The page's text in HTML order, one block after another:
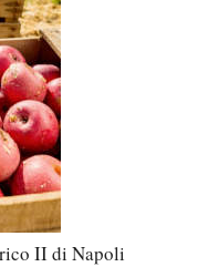
II di Napoli